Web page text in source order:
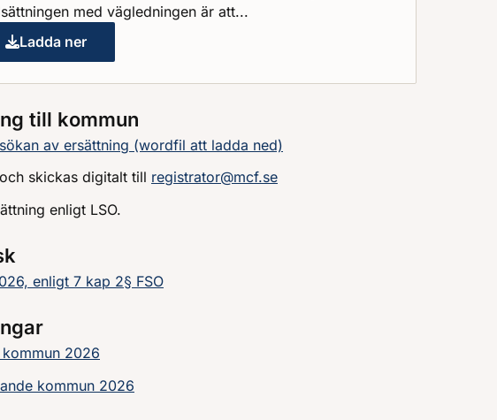
med vägledningen är att...
Ersättning till kommuner efter större räddningsinsatser : vägledning
Ladda ner
till kommun
av ersättning (wordfil att ladda ned)
skickas digitalt till registrator@mcf.se
enligt LSO.
enligt 7 kap 2§ FSO
2026
kommun 2026